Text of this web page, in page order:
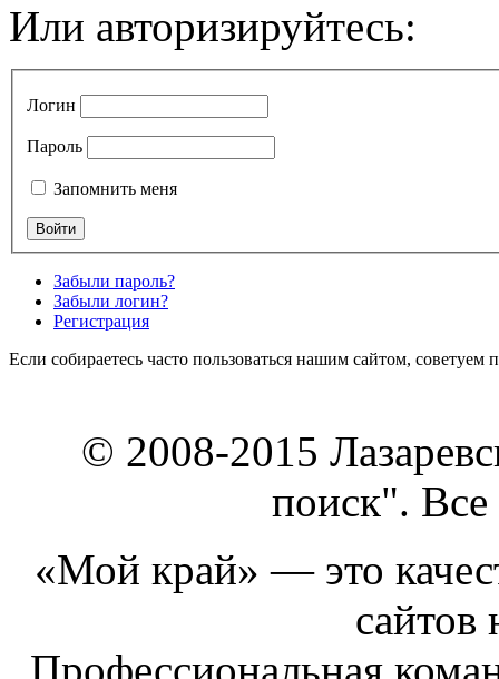
Или авторизируйтесь:
Логин
Пароль
Запомнить меня
Забыли пароль?
Забыли логин?
Регистрация
Если собираетесь часто пользоваться нашим сайтом, советуем
© 2008-2015
поиск".
«Мой край» — это
сайтов